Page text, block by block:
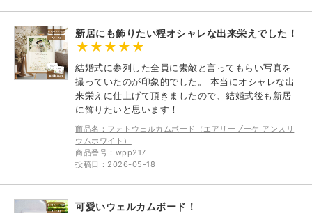
新居にも飾りたい程オシャレな出来栄えでした！
結婚式に参列した全員に素敵と言ってもらい写真を
撮っていたのが印象的でした。 本当にオシャレな出
来栄えに仕上げて頂きましたので、結婚式後も新居
に飾りたいと思います！
商品名：フォトウェルカムボード（エアリーブーケ アンスリ
ウムホワイト）
商品番号：wpp217
投稿日：2026-05-18
可愛いウェルカムボード！